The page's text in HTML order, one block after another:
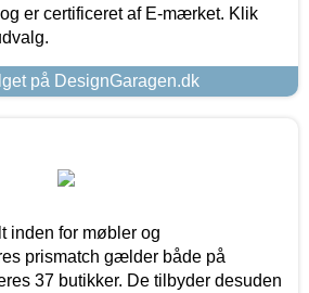
er certificeret af E-mærket. Klik
på DesignGaragen.dk
inden for møbler og
prismatch gælder både på
37 butikker. De tilbyder desuden